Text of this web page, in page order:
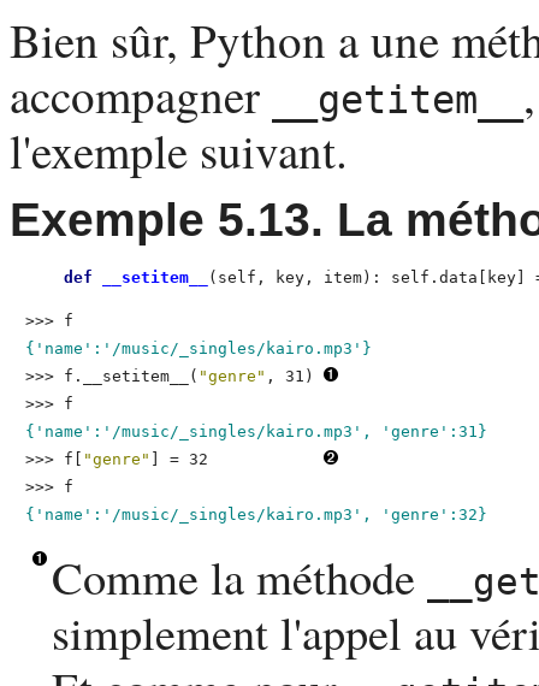
Bien sûr, Python a une
accompagner
__getitem__
l'exemple suivant.
Exemple 5.13. La
def __setitem__ (self, key, item): self.data[key]
>>> f
{'name':'/music/_singles/kairo.mp3'}
>>> f.__setitem__( "genre" , 31)
>>> f
{'name':'/music/_singles/kairo.mp3', 'genre':31}
>>> f[ "genre"
] = 32
>>> f
{'name':'/music/_singles/kairo.mp3', 'genre':32}
Comme la méthode
simplement l'appel au